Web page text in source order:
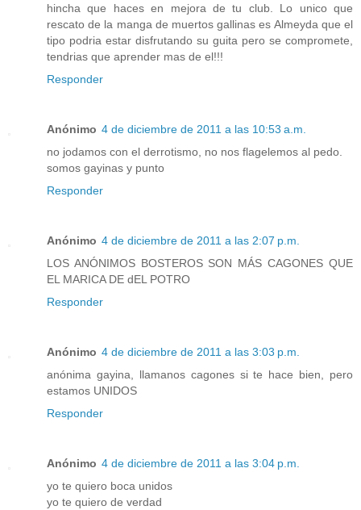
hincha que haces en mejora de tu club. Lo unico que
rescato de la manga de muertos gallinas es Almeyda que el
tipo podria estar disfrutando su guita pero se compromete,
tendrias que aprender mas de el!!!
Responder
Anónimo 4 de diciembre de 2011 a las 10:53 a.m.
no jodamos con el derrotismo, no nos flagelemos al pedo.
somos gayinas y punto
Responder
Anónimo 4 de diciembre de 2011 a las 2:07 p.m.
LOS ANÓNIMOS BOSTEROS SON MÁS CAGONES QUE
EL MARICA DE dEL POTRO
Responder
Anónimo 4 de diciembre de 2011 a las 3:03 p.m.
anónima gayina, llamanos cagones si te hace bien, pero
estamos UNIDOS
Responder
Anónimo 4 de diciembre de 2011 a las 3:04 p.m.
yo te quiero boca unidos
yo te quiero de verdad